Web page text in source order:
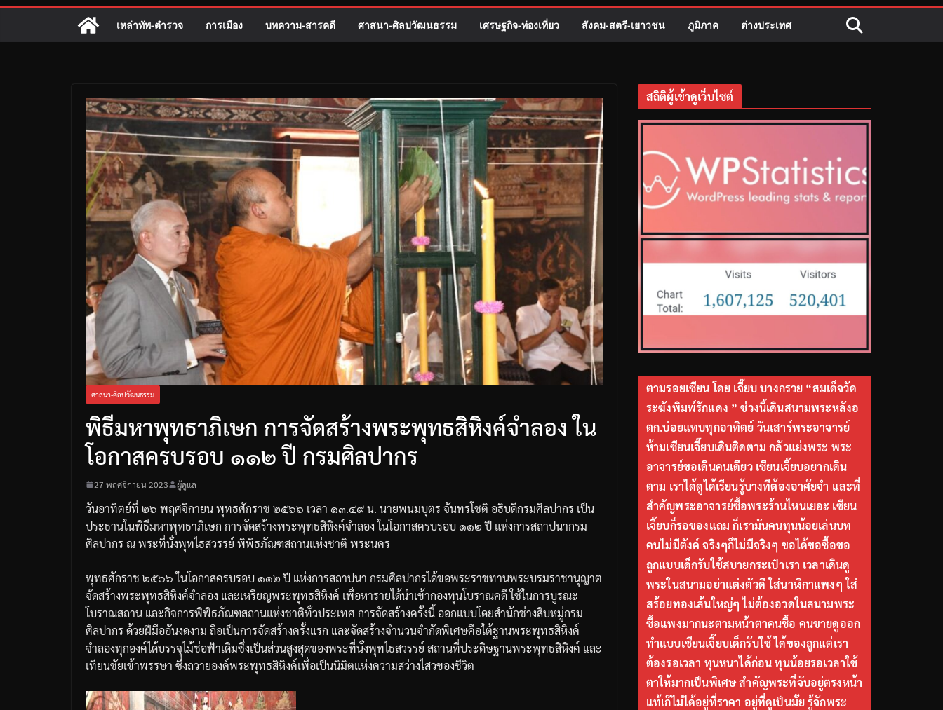
เหล่าทัพ-ตำรวจ การเมือง บทความ-สารคดี ศาสนา-ศิลปวัฒนธรรม เศรษฐกิจ-ท่องเที่ยว สังคม-สตรี-เยาวชน ภูมิภาค ต่างประเทศ
ศาสนา-ศิลปวัฒนธรรม
พิธีมหาพุทธาภิเษก การจัดสร้างพระพุทธสิหิงค์จำลอง ใน
โอกาสครบรอบ ๑๑๒ ปี กรมศิลปากร
27 พฤศจิกายน 2023 ผู้ดูแล
วันอาทิตย์ที่ ๒๖ พฤศจิกายนพุทธศักราช ๒๕๖๖ เวลา ๑๓.๔๙น. นายพนมบุตร จันทรโชติ อธิบดีกรมศิลปากร เป็น
ประธานในพิธีมหาพุทธาภิเษก การจัดสร้างพระพุทธสิหิงค์จำลอง ในโอกาสครบรอบ๑๑๒ ปี แห่งการสถาปนากรม
ศิลปากร ณพระที่นั่งพุทไธสวรรย์ พิพิธภัณฑสถานแห่งชาติ พระนคร
พุทธศักราช ๒๕๖๖ ในโอกาสครบรอบ๑๑๒ ปี แห่งการสถาปนา กรมศิลปากรได้ขอพระราชทานพระบรมราชานุญาต
จัดสร้างพระพุทธสิหิงค์จำลอง และเหรียญพระพุทธสิหิงค์ เพื่อหารายได้นำเข้ากองทุนโบราณคดีใช้ในการบูรณะ
โบราณสถาน และกิจการพิพิธภัณฑสถานแห่งชาติทั่วประเทศ การจัดสร้างครั้งนี้ออกแบบโดยสำนักช่างสิบหมู่กรม
ศิลปากร ด้วยฝีมืออันงดงาม ถือเป็นการจัดสร้างครั้งแรก และจัดสร้างจำนวนจำกัดพิเศษคือใต้ฐานพระพุทธสิหิงค์
จำลองทุกองค์ได้บรรจุไม้ช่อฟ้าเดิมซึ่งเป็นส่วนสูงสุดของพระที่นั่งพุทไธสวรรย์ สถานที่ประดิษฐานพระพุทธสิหิงค์ และ
เทียนชัยเข้าพรรษา ซึ่งถวายองค์พระพุทธสิหิงค์เพื่อเป็นนิมิตแห่งความสว่างไสวของชีวิต
สถิติผู้เข้าดูเว็บไซต์
ตามรอยเซียน โดย เจี๊ยบ บางกรวย “สมเด็จวัด
ระฆังพิมพ์รักแดง ” ช่วงนี้เดินสนามพระหลังอ
ตก.บ่อยแทบทุกอาทิตย์ วันเสาร์พระอาจารย์
ห้ามเซียนเจี๊ยบเดินติดตาม กลัวแย่งพระ พระ
อาจารย์ขอเดินคนเดียว เซียนเจี๊ยบอยากเดิน
ตาม เราได้ดูได้เรียนรู้บางทีต้องอาศัยจำ และที่
สำคัญพระอาจารย์ซื้อพระร้านไหนเยอะ เซียน
เจี๊ยบก็รอของแถม ก็เรามันคนทุนน้อยเล่นบท
คนไม่มีตังค์ จริงๆก็ไม่มีจริงๆ ขอได้ขอซื้อขอ
ถูกแบบเด็กรับใช้สบายกระเป๋าเรา เวลาเดินดู
พระในสนามอย่าแต่งตัวดี ใส่นาฬิกาแพงๆ ใส่
สร้อยทองเส้นใหญ่ๆ ไม่ต้องอวดในสนามพระ
ซื้อแพงมากนะตามหน้าตาคนซื้อ คนขายดูออก
ทำแบบเซียนเจี๊ยบเด็กรับใช้ ได้ของถูกแต่เรา
ต้องรอเวลา ทุนหนาได้ก่อน ทุนน้อยรอเวลาใช้
ตาให้มากเป็นพิเศษ สำคัญพระที่จับอยู่ตรงหน้า
แท้เก๊ไม่ได้อยู่ที่ราคา อยู่ที่ดูเป็นมั้ย รู้จักพระ